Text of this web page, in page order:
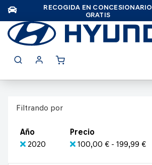
RECOGIDA EN CONCESIONARIO
GRATIS
Filtrando por
Año
2020
Precio
100,00 € - 199,99 €